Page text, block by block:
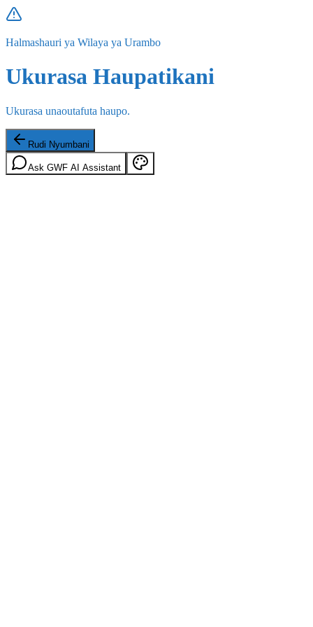
Halmashauri ya Wilaya ya Urambo
Ukurasa Haupatikani
Ukurasa unaoutafuta haupo.
Rudi Nyumbani
Ask GWF AI Assistant